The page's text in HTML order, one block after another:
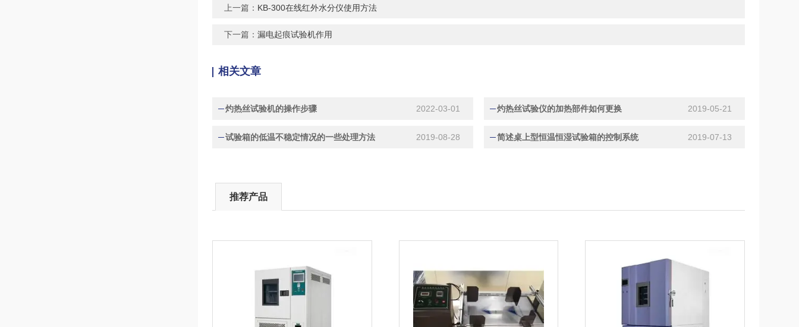
上一篇： KB-300在线红外水分仪使用方法
下一篇： 漏电起痕试验机作用
相关文章
灼热丝试验机的操作步骤 2022-03-01 灼热丝试验仪的加热部件如何更换 2019-05-21
试验箱的低温不稳定情况的一些处理方法 2019-08-28 简述桌上型恒温恒湿试验箱的控制系统 2019-07-13
推荐产品